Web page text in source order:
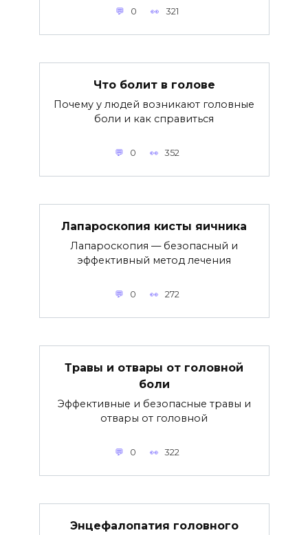
0 321
Что болит в голове
Почему у людей возникают головные
боли и как справиться
0 352
Лапароскопия кисты яичника
Лапароскопия — безопасный и
эффективный метод лечения
0 272
Травы и отвары от головной
боли
Эффективные и безопасные травы и
отвары от головной
0 322
Энцефалопатия головного